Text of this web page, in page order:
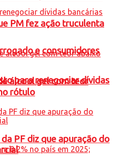
e consumidores
para renegociar dívidas
PM fez ação truculenta
álcool gel com teor
rótulo
PF diz que apuração do